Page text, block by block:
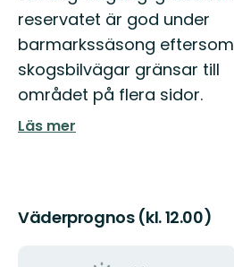
reservatet är god under
barmarkssäsong eftersom
skogsbilvägar gränsar till
området på flera sidor.
Läs mer
Väderprognos (kl. 12.00)